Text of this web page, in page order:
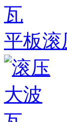
平板滚